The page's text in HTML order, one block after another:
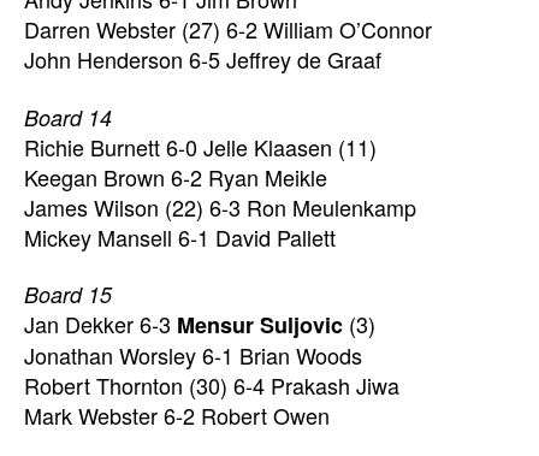
Darren Webster (27) 6-2 William O’Connor
John Henderson 6-5 Jeffrey de Graaf
Board 14
Richie Burnett 6-0 Jelle Klaasen (11)
Keegan Brown 6-2 Ryan Meikle
James Wilson (22) 6-3 Ron Meulenkamp
Mickey Mansell 6-1 David Pallett
Board 15
Jan Dekker 6-3 Mensur Suljovic (3)
Jonathan Worsley 6-1 Brian Woods
Robert Thornton (30) 6-4 Prakash Jiwa
Mark Webster 6-2 Robert Owen